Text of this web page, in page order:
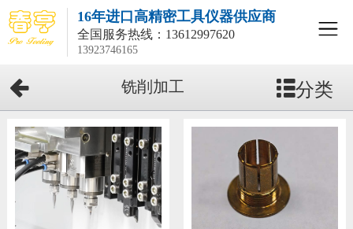
16年进口高精密工具仪器供应商
全国服务热线： 13612997620
13923746165
铣削加工 分类